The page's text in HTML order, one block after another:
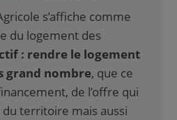
s’affiche comme
du logement des
: rendre le logement
grand nombre, que ce
de l’offre qui
du territoire mais aussi